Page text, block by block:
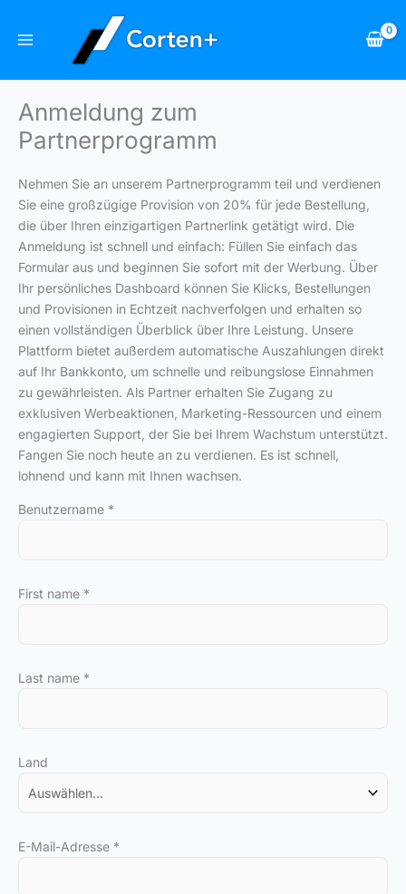
Anmeldung zum
Partnerprogramm
Nehmen Sie an unserem Partnerprogramm teil und verdienen
Sie eine großzügige Provision von 20% für jede Bestellung,
die über Ihren einzigartigen Partnerlink getätigt wird. Die
Anmeldung ist schnell und einfach: Füllen Sie einfach das
Formular aus und beginnen Sie sofort mit der Werbung. Über
Ihr persönliches Dashboard können Sie Klicks, Bestellungen
und Provisionen in Echtzeit nachverfolgen und erhalten so
einen vollständigen Überblick über Ihre Leistung. Unsere
Plattform bietet außerdem automatische Auszahlungen direkt
auf Ihr Bankkonto, um schnelle und reibungslose Einnahmen
zu gewährleisten. Als Partner erhalten Sie Zugang zu
exklusiven Werbeaktionen, Marketing-Ressourcen und einem
engagierten Support, der Sie bei Ihrem Wachstum unterstützt.
Fangen Sie noch heute an zu verdienen. Es ist schnell,
lohnend und kann mit Ihnen wachsen.
Benutzername *
First name *
Last name *
Land
E-Mail-Adresse *